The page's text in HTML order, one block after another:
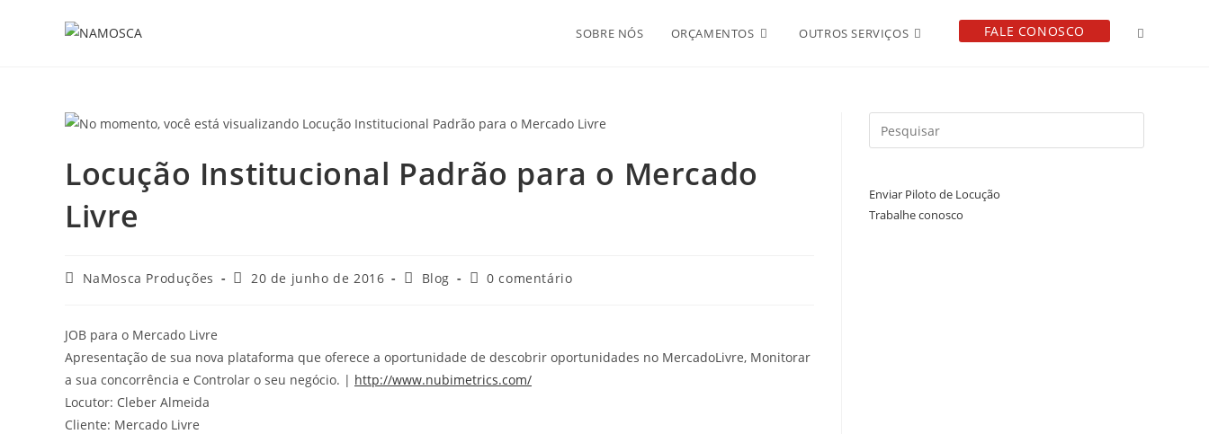
SOBRE NÓS ORÇAMENTOS OUTROS SERVIÇOS FALE CONOSCO
Locução Institucional Padrão para o Mercado
Livre
NaMosca Produções 20 de junho de 2016 Blog 0 comentário
JOB para o Mercado Livre
Apresentação de sua nova plataforma que oferece a oportunidade de descobrir oportunidades no MercadoLivre, Monitorar
a sua concorrência e Controlar o seu negócio. | http://www.nubimetrics.com/
Locutor: Cleber Almeida
Cliente: Mercado Livre
Enviar Piloto de Locução
Trabalhe conosco